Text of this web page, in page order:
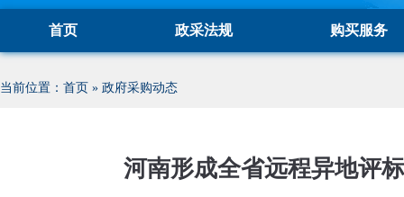
首页 政采法规 购买服务
当前位置： 首页 » 政府采购动态
河南形成全省远程异地评